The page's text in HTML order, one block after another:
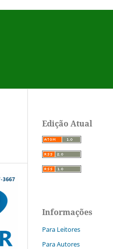
Edição Atual
Informações
Para Leitores
Para Autores